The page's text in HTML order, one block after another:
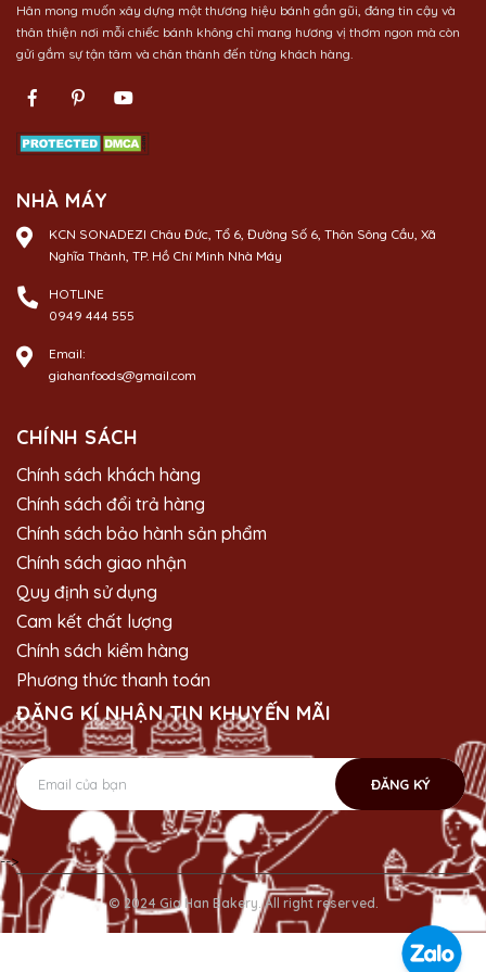
Hân mong muốn xây dựng một thương hiệu bánh gần gũi, đáng tin cậy và
thân thiện nơi mỗi chiếc bánh không chỉ mang hương vị thơm ngon mà còn
gửi gắm sự tận tâm và chân thành đến từng khách hàng.
NHÀ MÁY
KCN SONADEZI Châu Đức, Tổ 6, Đường Số 6, Thôn Sông Cầu, Xã
Nghĩa Thành, TP. Hồ Chí Minh Nhà Máy
HOTLINE
0949 444 555
Email:
giahanfoods@gmail.com
CHÍNH SÁCH
Chính sách khách hàng
Chính sách đổi trả hàng
Chính sách bảo hành sản phẩm
Chính sách giao nhận
Quy định sử dụng
Cam kết chất lượng
Chính sách kiểm hàng
Phương thức thanh toán
ĐĂNG KÍ NHẬN TIN KHUYẾN MÃI
ĐĂNG KÝ
-->
© 2024 Gia Han Bakery. All right reserved.